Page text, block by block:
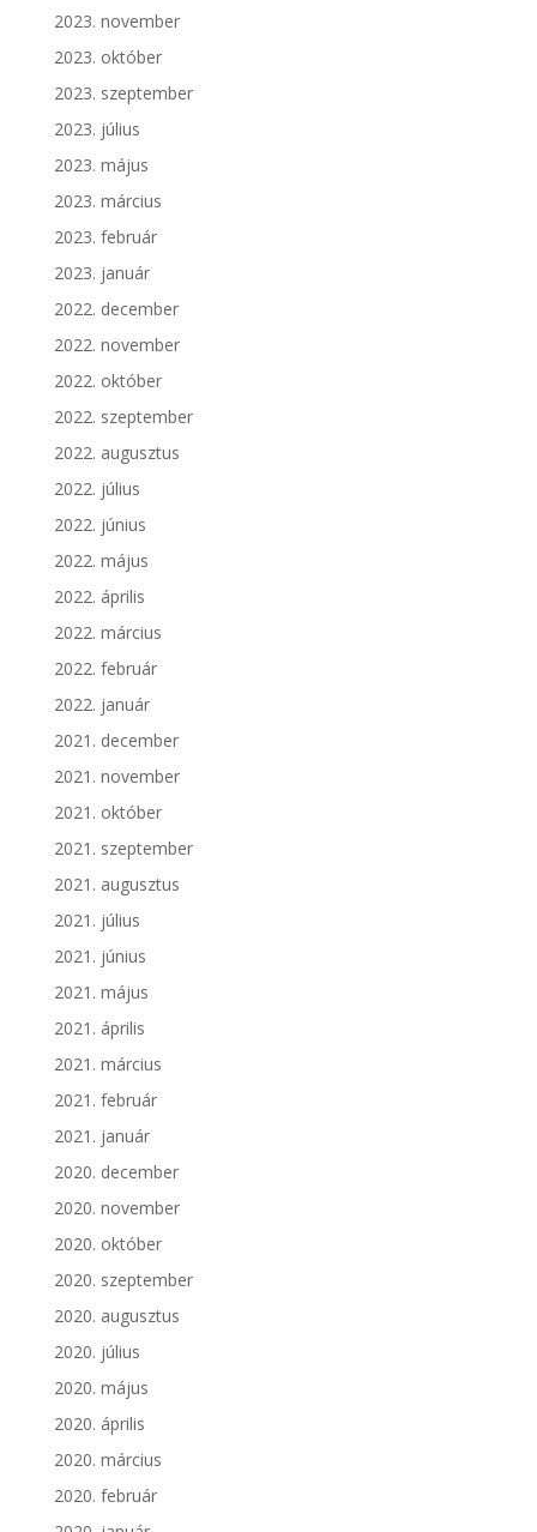
2023. november
2023. október
2023. szeptember
2023. július
2023. május
2023. március
2023. február
2023. január
2022. december
2022. november
2022. október
2022. szeptember
2022. augusztus
2022. július
2022. június
2022. május
2022. április
2022. március
2022. február
2022. január
2021. december
2021. november
2021. október
2021. szeptember
2021. augusztus
2021. július
2021. június
2021. május
2021. április
2021. március
2021. február
2021. január
2020. december
2020. november
2020. október
2020. szeptember
2020. augusztus
2020. július
2020. május
2020. április
2020. március
2020. február